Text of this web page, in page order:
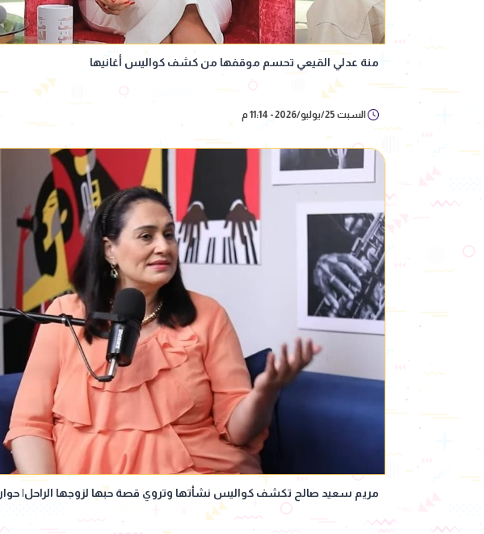
منة عدلي القيعي تحسم موقفها من كشف كواليس أغانيها
السبت 25/يوليو/2026 - 11:14 م
مريم سعيد صالح تكشف كواليس نشأتها وتروي قصة حبها لزوجها الراحل| حوار